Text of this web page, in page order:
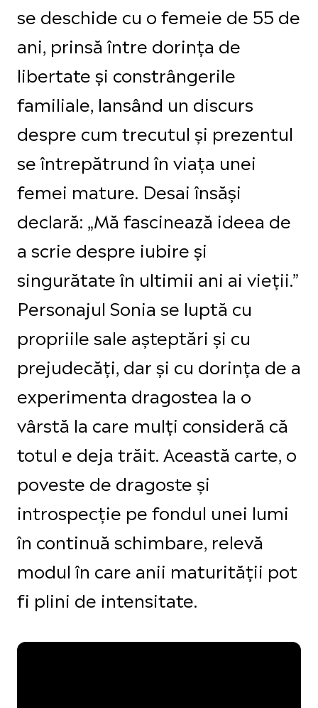
se deschide cu o femeie de 55 de
ani, prinsă între dorința de
libertate și constrângerile
familiale, lansând un discurs
despre cum trecutul și prezentul
se întrepătrund în viața unei
femei mature. Desai însăși
declară: „Mă fascinează ideea de
a scrie despre iubire și
singurătate în ultimii ani ai vieții.”
Personajul Sonia se luptă cu
propriile sale așteptări și cu
prejudecăți, dar și cu dorința de a
experimenta dragostea la o
vârstă la care mulți consideră că
totul e deja trăit. Această carte, o
poveste de dragoste și
introspecție pe fondul unei lumi
în continuă schimbare, relevă
modul în care anii maturității pot
fi plini de intensitate.